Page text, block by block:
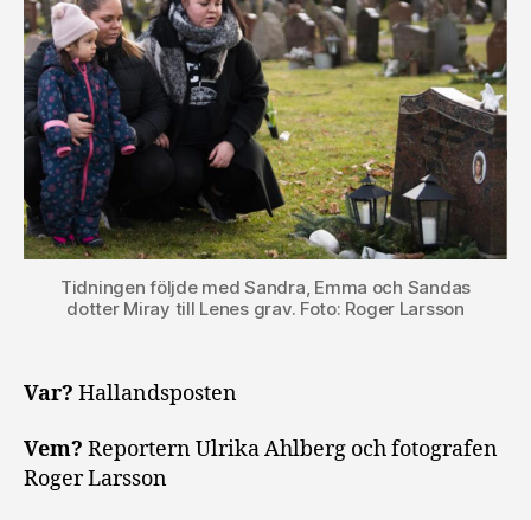
Tidningen följde med Sandra, Emma och Sandas
dotter Miray till Lenes grav. Foto: Roger Larsson
Var? Hallandsposten
Vem? Reportern Ulrika Ahlberg och fotografen
Roger Larsson